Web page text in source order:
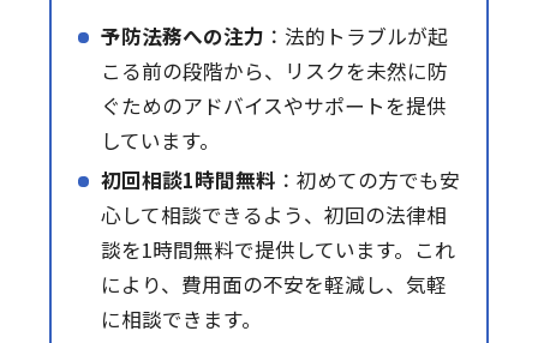
予防法務への注力 ：法的トラブルが起
こる前の段階から、リスクを未然に防
ぐためのアドバイスやサポートを提供
しています。
初回相談1時間無料 ：初めての方でも安
心して相談できるよう、初回の法律相
談を1時間無料で提供しています。これ
により、費用面の不安を軽減し、気軽
に相談できます。